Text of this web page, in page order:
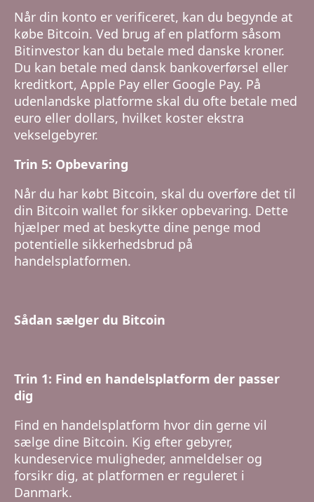
Når din konto er verificeret, kan du begynde at
købe Bitcoin. Ved brug af en platform såsom
Bitinvestor kan du betale med danske kroner.
Du kan betale med dansk bankoverførsel eller
kreditkort, Apple Pay eller Google Pay. På
udenlandske platforme skal du ofte betale med
euro eller dollars, hvilket koster ekstra
vekselgebyrer.
Trin 5: Opbevaring
Når du har købt Bitcoin, skal du overføre det til
din Bitcoin wallet for sikker opbevaring. Dette
hjælper med at beskytte dine penge mod
potentielle sikkerhedsbrud på
handelsplatformen.
Sådan sælger du Bitcoin
Trin 1: Find en handelsplatform der passer
dig
Find en handelsplatform hvor din gerne vil
sælge dine Bitcoin. Kig efter gebyrer,
kundeservice muligheder, anmeldelser og
forsikr dig, at platformen er reguleret i
Danmark.